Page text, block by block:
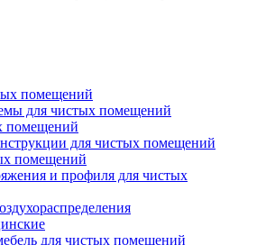
помещений
для чистых помещений
помещений
для чистых помещений
помещений
и профиля для чистых
для чистых помещений